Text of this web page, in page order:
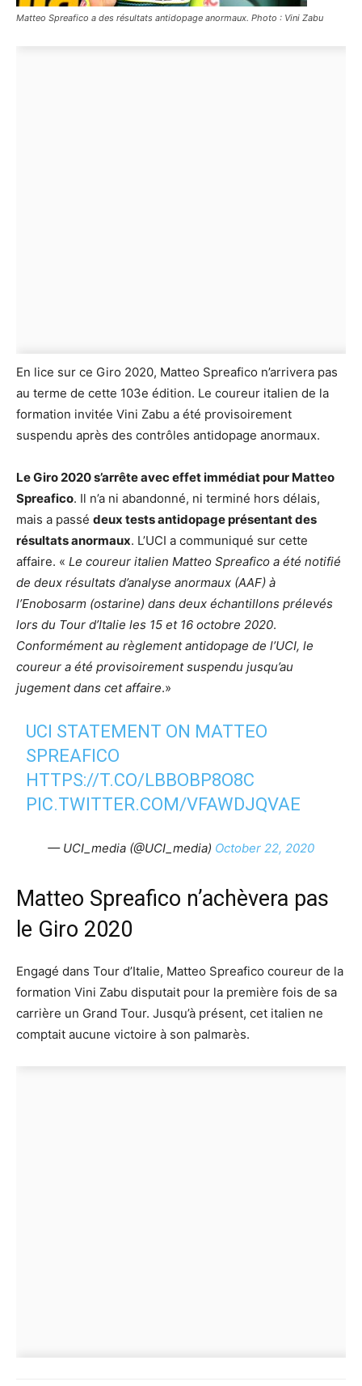
Matteo Spreafico a des résultats antidopage anormaux. Photo : Vini Zabu
En lice sur ce Giro 2020, Matteo Spreafico n’arrivera pas
au terme de cette 103e édition. Le coureur italien de la
formation invitée Vini Zabu a été provisoirement
suspendu après des contrôles antidopage anormaux.
Le Giro 2020 s’arrête avec effet immédiat pour Matteo
Spreafico. Il n’a ni abandonné, ni terminé hors délais,
mais a passé deux tests antidopage présentant des
résultats anormaux. L’UCI a communiqué sur cette
affaire. « Le coureur italien Matteo Spreafico a été notifié
de deux résultats d’analyse anormaux (AAF) à
l’Enobosarm (ostarine) dans deux échantillons prélevés
lors du Tour d’Italie les 15 et 16 octobre 2020.
Conformément au règlement antidopage de l’UCI, le
coureur a été provisoirement suspendu jusqu’au
jugement dans cet affaire.»
UCI STATEMENT ON MATTEO
SPREAFICO
HTTPS://T.CO/LBBOBP8O8C
PIC.TWITTER.COM/VFAWDJQVAE
— UCI_media (@UCI_media) October 22, 2020
Matteo Spreafico n’achèvera pas
le Giro 2020
Engagé dans Tour d’Italie, Matteo Spreafico coureur de la
formation Vini Zabu disputait pour la première fois de sa
carrière un Grand Tour. Jusqu’à présent, cet italien ne
comptait aucune victoire à son palmarès.